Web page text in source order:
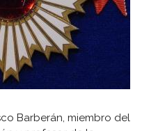
Barberán, miembro del